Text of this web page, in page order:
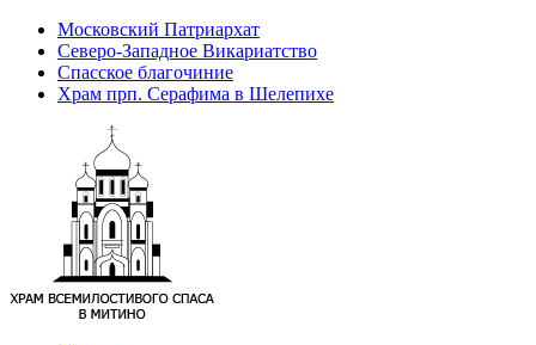
Московский Патриархат
Северо-Западное Викариатство
Спасское благочиние
Храм прп. Серафима в Шелепихе